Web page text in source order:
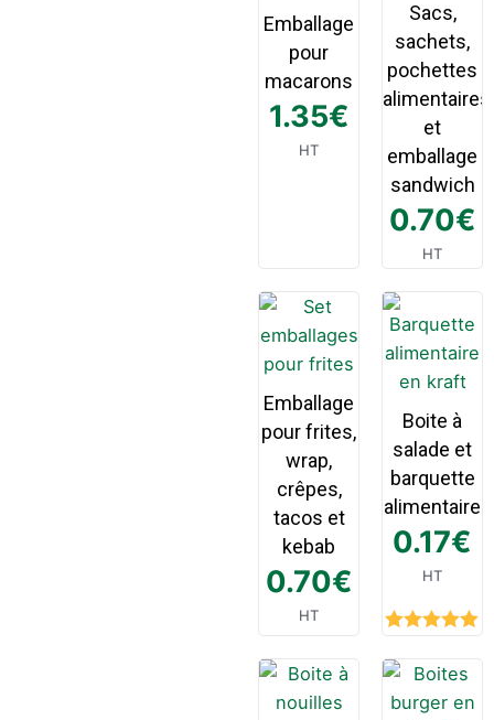
Emballage
pour
macarons
1.35€
HT
Sacs,
sachets,
pochettes
alimentaires
et
emballage
sandwich
0.70€
HT
Emballage
pour frites,
wrap,
crêpes,
tacos et
kebab
0.70€
HT
Boite à
salade et
barquette
alimentaire
0.17€
HT
out of 5